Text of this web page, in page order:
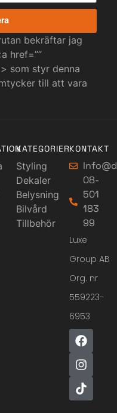
bekräftar jag
href=””
som styr denna
till att vara
KATEGORIER
Styling
Dekaler
Belysning
Bilvård
Tillbehör
KONTAKT
08-
501
183
99
Luxe
Group AB
Org. nr
559223-
6953